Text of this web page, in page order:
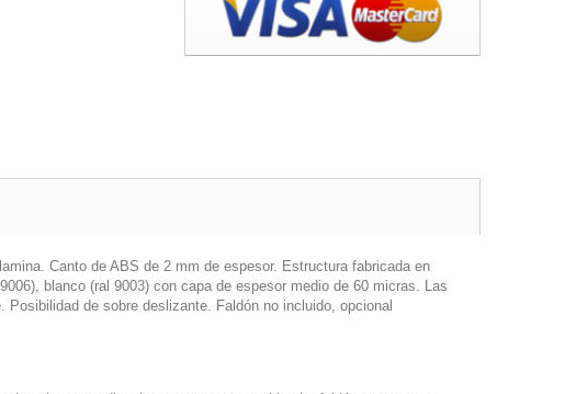
Canto de ABS de 2 mm de espesor. Estructura fabricada en
blanco (ral 9003) con capa de espesor medio de 60 micras. Las
de sobre deslizante. Faldón no incluido, opcional